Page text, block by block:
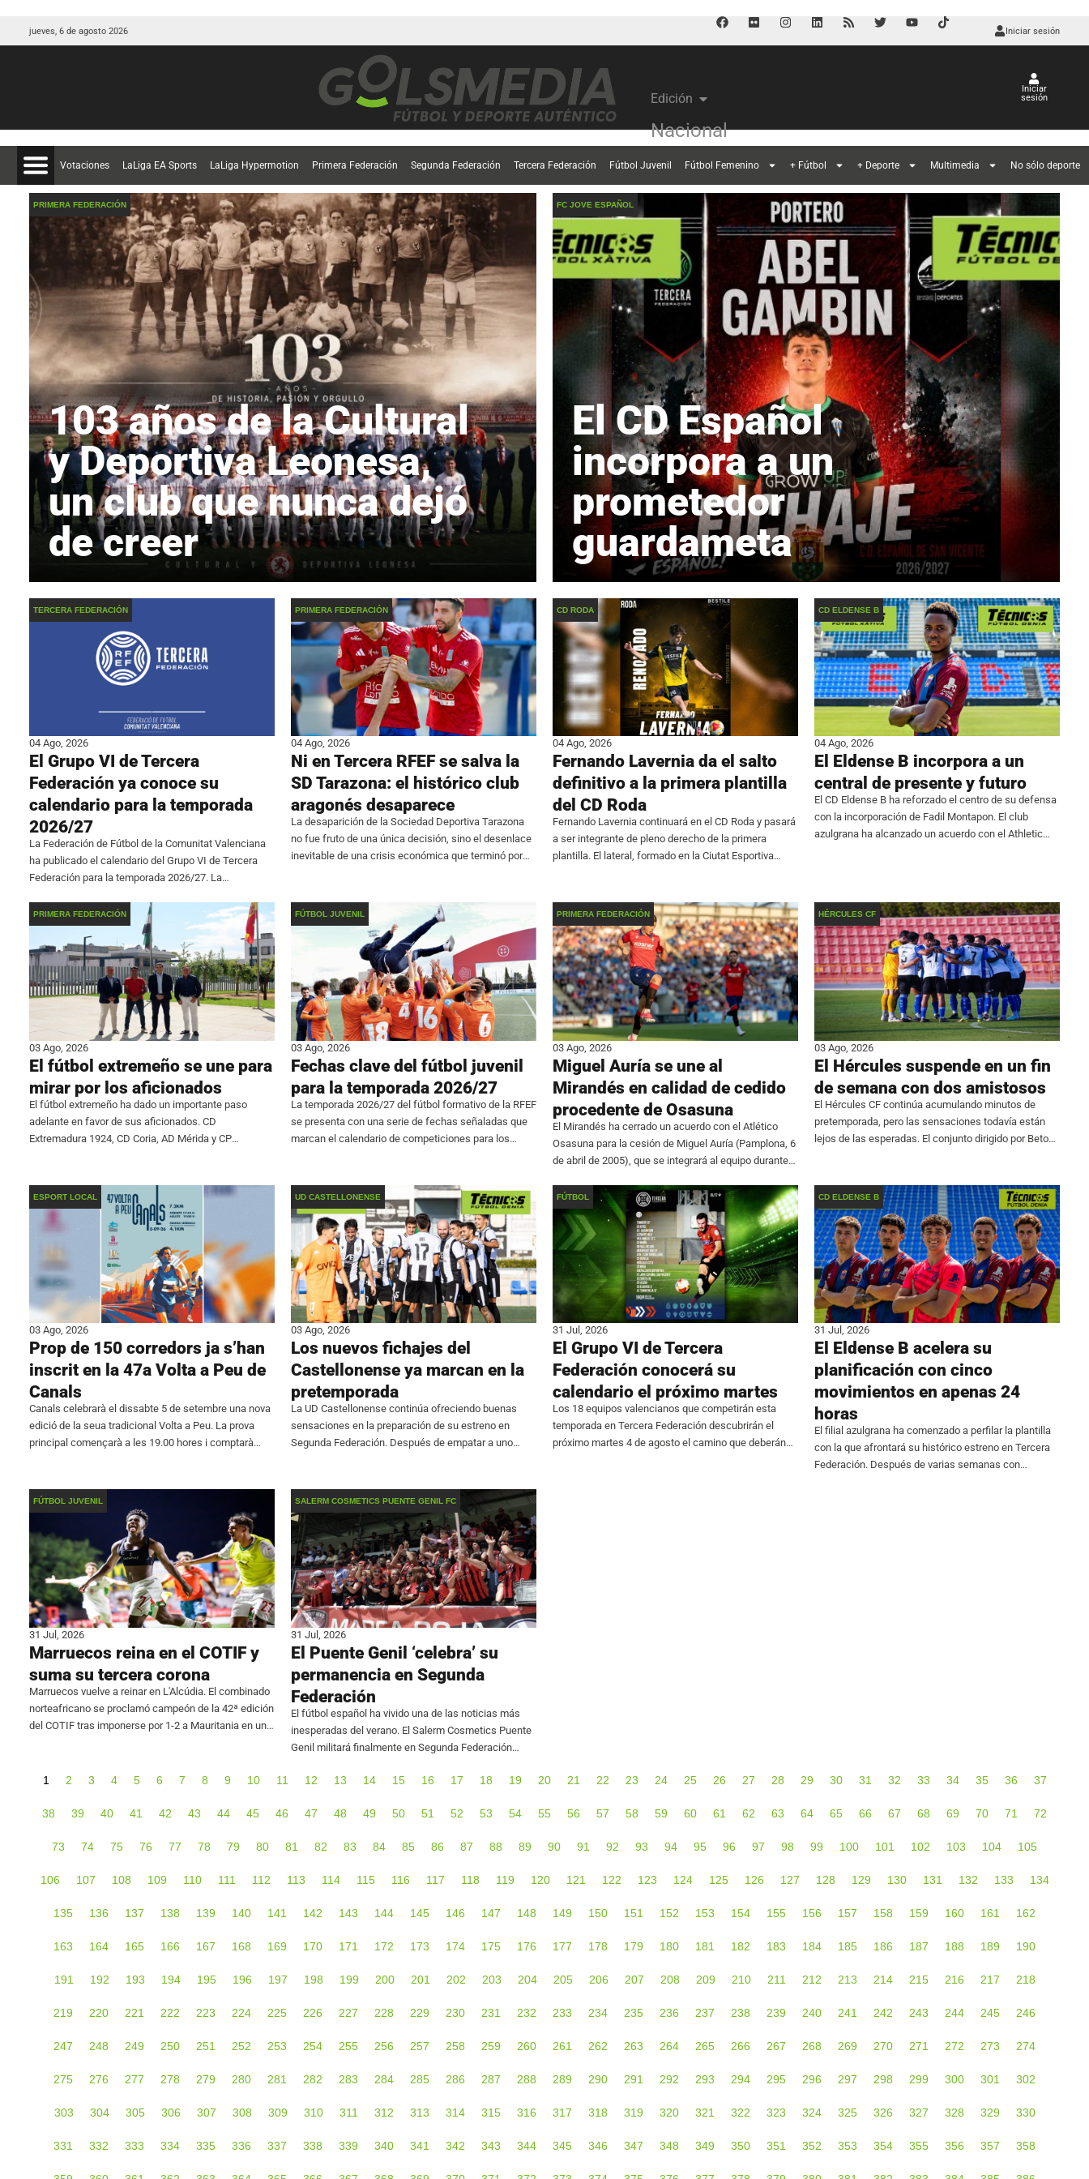
jueves, 6 de agosto 2026 Iniciar sesión
Edición
Nacional
Iniciar
sesión
Votaciones LaLiga EA Sports LaLiga Hypermotion Primera Federación Segunda Federación Tercera Federación Fútbol Juvenil Fútbol Femenino + Fútbol + Deporte Multimedia No sólo deporte
PRIMERA FEDERACIÓN
103 años de la Cultural
y Deportiva Leonesa,
un club que nunca dejó
de creer
FC JOVE ESPAÑOL
El CD Español
incorpora a un
prometedor
guardameta
TERCERA FEDERACIÓN
04 Ago, 2026
El Grupo VI de Tercera
Federación ya conoce su
calendario para la temporada
2026/27
La Federación de Fútbol de la Comunitat Valenciana
ha publicado el calendario del Grupo VI de Tercera
Federación para la temporada 2026/27. La
septiembre y finalizará el 9 de mayo.
PRIMERA FEDERACIÓN
04 Ago, 2026
Ni en Tercera RFEF se salva la
SD Tarazona: el histórico club
aragonés desaparece
La desaparición de la Sociedad Deportiva Tarazona
no fue fruto de una única decisión, sino el desenlace
inevitable de una crisis económica que terminó por
CD RODA
04 Ago, 2026
Fernando Lavernia da el salto
definitivo a la primera plantilla
del CD Roda
Fernando Lavernia continuará en el CD Roda y pasará
a ser integrante de pleno derecho de la primera
plantilla. El lateral, formado en la Ciutat Esportiva
CD ELDENSE B
04 Ago, 2026
El Eldense B incorpora a un
central de presente y futuro
El CD Eldense B ha reforzado el centro de su defensa
con la incorporación de Fadil Montapon. El club
azulgrana ha alcanzado un acuerdo con el Athletic
PRIMERA FEDERACIÓN
03 Ago, 2026
El fútbol extremeño se une para
mirar por los aficionados
El fútbol extremeño ha dado un importante paso
adelante en favor de sus aficionados. CD
Extremadura 1924, CD Coria, AD Mérida y CP
FÚTBOL JUVENIL
03 Ago, 2026
Fechas clave del fútbol juvenil
para la temporada 2026/27
La temporada 2026/27 del fútbol formativo de la RFEF
se presenta con una serie de fechas señaladas que
marcan el calendario de competiciones para los
PRIMERA FEDERACIÓN
03 Ago, 2026
Miguel Auría se une al
Mirandés en calidad de cedido
procedente de Osasuna
El Mirandés ha cerrado un acuerdo con el Atlético
Osasuna para la cesión de Miguel Auría (Pamplona, 6
de abril de 2005), que se integrará al equipo durante
estilo ‘box to box’,
HÉRCULES CF
03 Ago, 2026
El Hércules suspende en un fin
de semana con dos amistosos
El Hércules CF continúa acumulando minutos de
pretemporada, pero las sensaciones todavía están
lejos de las esperadas. El conjunto dirigido por Beto
ESPORT LOCAL
03 Ago, 2026
Prop de 150 corredors ja s’han
inscrit en la 47a Volta a Peu de
Canals
Canals celebrarà el dissabte 5 de setembre una nova
edició de la seua tradicional Volta a Peu. La prova
principal començarà a les 19.00 hores i comptarà
UD CASTELLONENSE
03 Ago, 2026
Los nuevos fichajes del
Castellonense ya marcan en la
pretemporada
La UD Castellonense continúa ofreciendo buenas
sensaciones en la preparación de su estreno en
Segunda Federación. Después de empatar a uno
FÚTBOL
31 Jul, 2026
El Grupo VI de Tercera
Federación conocerá su
calendario el próximo martes
Los 18 equipos valencianos que competirán esta
temporada en Tercera Federación descubrirán el
próximo martes 4 de agosto el camino que deberán
CD ELDENSE B
31 Jul, 2026
El Eldense B acelera su
planificación con cinco
movimientos en apenas 24
horas
El filial azulgrana ha comenzado a perfilar la plantilla
con la que afrontará su histórico estreno en Tercera
Federación. Después de varias semanas con
FÚTBOL JUVENIL
31 Jul, 2026
Marruecos reina en el COTIF y
suma su tercera corona
Marruecos vuelve a reinar en L'Alcúdia. El combinado
norteafricano se proclamó campeón de la 42ª edición
del COTIF tras imponerse por 1-2 a Mauritania en una
SALERM COSMETICS PUENTE GENIL FC
31 Jul, 2026
El Puente Genil ‘celebra’ su
permanencia en Segunda
Federación
El fútbol español ha vivido una de las noticias más
inesperadas del verano. El Salerm Cosmetics Puente
Genil militará finalmente en Segunda Federación
formalizar su inscripción en la categoría.
1 2 3 4 5 6 7 8 9 10 11 12 13 14 15 16 17 18 19 20 21 22 23 24 25 26 27 28 29 30 31 32 33 34 35 36 37
38 39 40 41 42 43 44 45 46 47 48 49 50 51 52 53 54 55 56 57 58 59 60 61 62 63 64 65 66 67 68 69 70 71 72
73 74 75 76 77 78 79 80 81 82 83 84 85 86 87 88 89 90 91 92 93 94 95 96 97 98 99 100 101 102 103 104 105
106 107 108 109 110 111 112 113 114 115 116 117 118 119 120 121 122 123 124 125 126 127 128 129 130 131 132 133 134
135 136 137 138 139 140 141 142 143 144 145 146 147 148 149 150 151 152 153 154 155 156 157 158 159 160 161 162
163 164 165 166 167 168 169 170 171 172 173 174 175 176 177 178 179 180 181 182 183 184 185 186 187 188 189 190
191 192 193 194 195 196 197 198 199 200 201 202 203 204 205 206 207 208 209 210 211 212 213 214 215 216 217 218
219 220 221 222 223 224 225 226 227 228 229 230 231 232 233 234 235 236 237 238 239 240 241 242 243 244 245 246
247 248 249 250 251 252 253 254 255 256 257 258 259 260 261 262 263 264 265 266 267 268 269 270 271 272 273 274
275 276 277 278 279 280 281 282 283 284 285 286 287 288 289 290 291 292 293 294 295 296 297 298 299 300 301 302
303 304 305 306 307 308 309 310 311 312 313 314 315 316 317 318 319 320 321 322 323 324 325 326 327 328 329 330
331 332 333 334 335 336 337 338 339 340 341 342 343 344 345 346 347 348 349 350 351 352 353 354 355 356 357 358